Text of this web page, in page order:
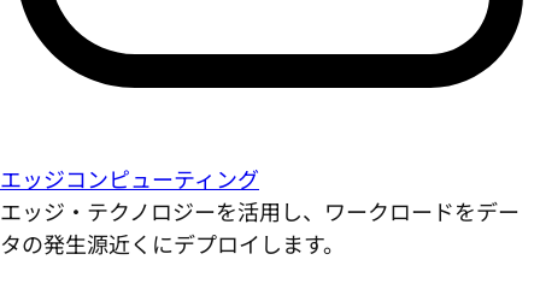
エッジコンピューティング
エッジ・テクノロジーを活用し、ワークロードをデー
タの発生源近くにデプロイします。